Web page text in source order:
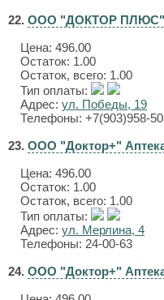
22. ООО "ДОКТОР ПЛЮС"
Цена: 496.00
Остаток: 1.00
Остаток, всего: 1.00
Тип оплаты:
Адрес: ул. Победы, 19
Телефоны: +7(903)958-
23. ООО "Доктор+"
Цена: 496.00
Остаток: 1.00
Остаток, всего: 1.00
Тип оплаты:
Адрес: ул. Мерлина, 4
Телефоны: 24-00-63
24. ООО "Доктор+"